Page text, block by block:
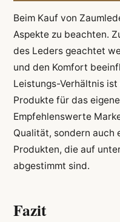
Beim Kauf von
Aspekte zu beachten.
des Leders geachtet
und den Komfort
Leistungs-Verhältnis
Produkte für das
Empfehlenswerte
Qualität, sondern auch
Produkten, die auf
abgestimmt sind.
Fazit